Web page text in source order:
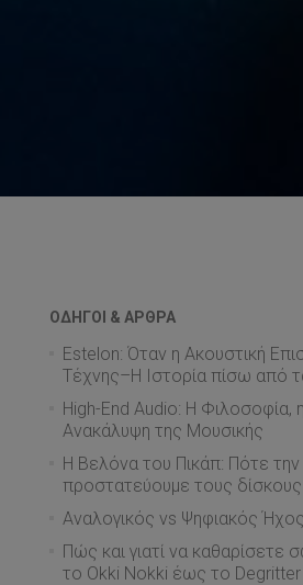
ΟΔΗΓΟΊ & ΆΡΘΡΑ
Estelon: Όταν η Ακουστική
Τέχνης–Η Ιστορία πίσω από
High-End Audio: Η Φιλοσοφία,
Ανακάλυψη της Μουσικής
Η Βελόνα του Πικάπ: Πότε
προστατεύουμε τους
Αναλογικός vs Ψηφιακός Ήχος
Πώς και γιατί να καθαρίσετε
το Okki Nokki έως το Degritter